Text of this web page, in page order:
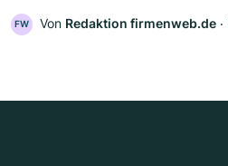
FW Von Redaktion firmenweb.de ‧